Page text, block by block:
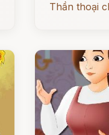
Thần thoại